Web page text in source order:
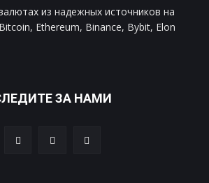
из надежных источников на
Ethereum, Binance, Bybit, Elon
ЗА НАМИ